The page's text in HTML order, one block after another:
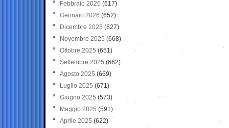
Febbraio 2026 (617)
Gennaio 2026 (652)
Dicembre 2025 (627)
Novembre 2025 (668)
Ottobre 2025 (651)
Settembre 2025 (662)
Agosto 2025 (669)
Luglio 2025 (671)
Giugno 2025 (573)
Maggio 2025 (591)
Aprile 2025 (622)